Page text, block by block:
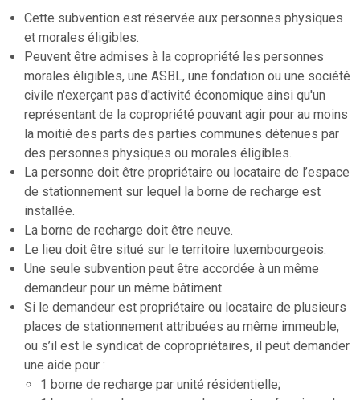
Cette subvention est réservée aux personnes physiques
et morales éligibles.
Peuvent être admises à la copropriété les personnes
morales éligibles, une ASBL, une fondation ou une société
civile n'exerçant pas d'activité économique ainsi qu'un
représentant de la copropriété pouvant agir pour au moins
la moitié des parts des parties communes détenues par
des personnes physiques ou morales éligibles.
La personne doit être propriétaire ou locataire de l’espace
de stationnement sur lequel la borne de recharge est
installée.
La borne de recharge doit être neuve.
Le lieu doit être situé sur le territoire luxembourgeois.
Une seule subvention peut être accordée à un même
demandeur pour un même bâtiment.
Si le demandeur est propriétaire ou locataire de plusieurs
places de stationnement attribuées au même immeuble,
ou s’il est le syndicat de copropriétaires, il peut demander
une aide pour :
1 borne de recharge par unité résidentielle;